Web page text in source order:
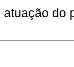
atuação do